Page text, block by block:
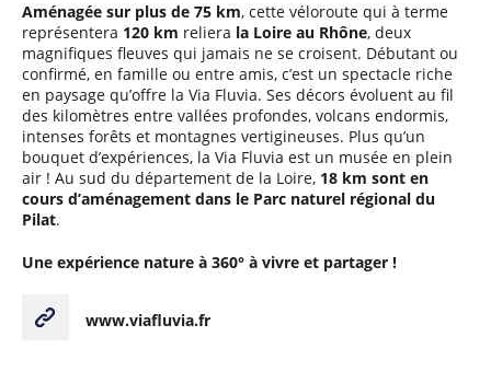
Aménagée sur plus de 75 km, cette véloroute qui à terme
représentera 120 km reliera la Loire au Rhône, deux
magnifiques fleuves qui jamais ne se croisent. Débutant ou
confirmé, en famille ou entre amis, c’est un spectacle riche
en paysage qu’offre la Via Fluvia. Ses décors évoluent au fil
des kilomètres entre vallées profondes, volcans endormis,
intenses forêts et montagnes vertigineuses. Plus qu’un
bouquet d’expériences, la Via Fluvia est un musée en plein
air ! Au sud du département de la Loire, 18 km sont en
cours d’aménagement dans le Parc naturel régional du
Pilat.
Une expérience nature à 360° à vivre et partager !
www.viafluvia.fr